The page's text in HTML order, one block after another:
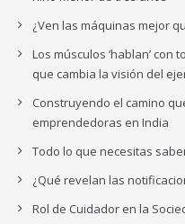
¿Ven las máquinas mejor
Los músculos ‘hablan’
que cambia la visión del
Construyendo el camino
emprendedoras en India
Todo lo que necesitas
¿Qué revelan las
Rol de Cuidador en la